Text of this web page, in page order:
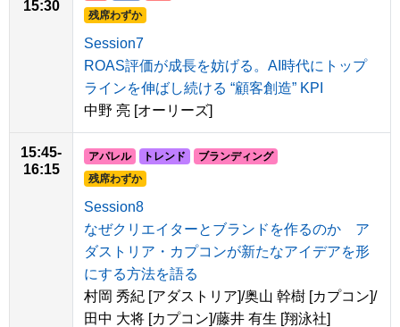
15:30
残席わずか
Session7
ROAS評価が成長を妨げる。AI時代にトップ
ラインを伸ばし続ける “顧客創造” KPI
中野 亮 [オーリーズ]
15:45-
16:15
アパレル トレンド
ブランディング
残席わずか
Session8
なぜクリエイターとブランドを作るのか ア
ダストリア・カプコンが新たなアイデアを形
にする方法を語る
村岡 秀紀 [アダストリア]/奥山 幹樹 [カプコン]/
田中 大将 [カプコン]/藤井 有生 [翔泳社]